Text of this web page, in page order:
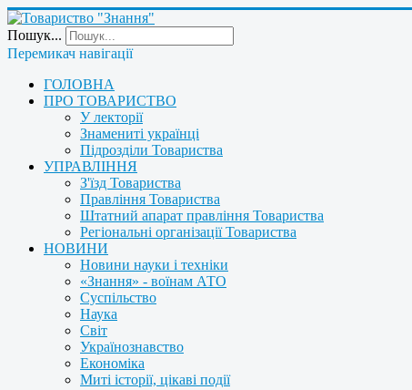
Пошук...
Перемикач навігації
ГОЛОВНА
ПРО ТОВАРИСТВО
У лекторії
Знамениті українці
Підрозділи Товариства
УПРАВЛІННЯ
З'їзд Товариства
Правління Товариства
Штатний апарат правління Товариства
Регіональні організації Товариства
НОВИНИ
Новини науки і техніки
«Знання» - воїнам АТО
Суспільство
Наука
Світ
Українознавство
Економіка
Миті історії, цікаві події